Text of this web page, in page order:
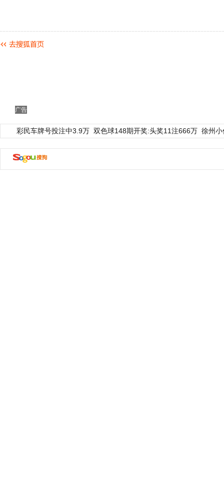
广告
彩民车牌号投注中3.9万 双色球148期开奖:头奖11注666万 徐州